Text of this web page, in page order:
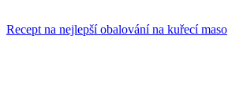
Recept na nejlepší obalování na kuřecí maso